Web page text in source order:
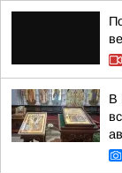
В